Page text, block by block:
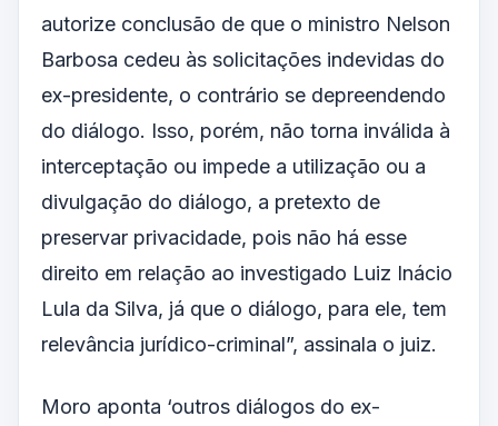
autorize conclusão de que o ministro Nelson
Barbosa cedeu às solicitações indevidas do
ex-presidente, o contrário se depreendendo
do diálogo. Isso, porém, não torna inválida à
interceptação ou impede a utilização ou a
divulgação do diálogo, a pretexto de
preservar privacidade, pois não há esse
direito em relação ao investigado Luiz Inácio
Lula da Silva, já que o diálogo, para ele, tem
relevância jurídico-criminal”, assinala o juiz.
Moro aponta ‘outros diálogos do ex-